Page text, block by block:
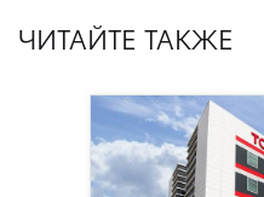
ЧИТАЙТЕ ТАКЖЕ